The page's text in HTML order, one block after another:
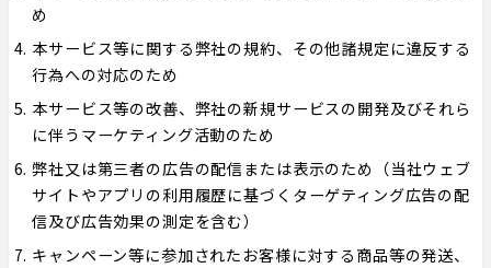
め
本サービス等に関する弊社の規約、その他諸規定に違反する
行為への対応のため
本サービス等の改善、弊社の新規サービスの開発及びそれら
に伴うマーケティング活動のため
弊社又は第三者の広告の配信または表示のため（当社ウェブ
サイトやアプリの利用履歴に基づくターゲティング広告の配
信及び広告効果の測定を含む）
キャンペーン等に参加されたお客様に対する商品等の発送、